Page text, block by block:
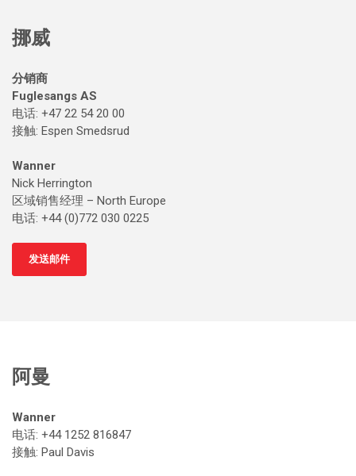
挪威
分销商
Fuglesangs AS
电话: +47 22 54 20 00
接触: Espen Smedsrud
Wanner
Nick Herrington
区域销售经理 – North Europe
电话: +44 (0)772 030 0225
发送邮件
阿曼
Wanner
电话: +44 1252 816847
接触: Paul Davis